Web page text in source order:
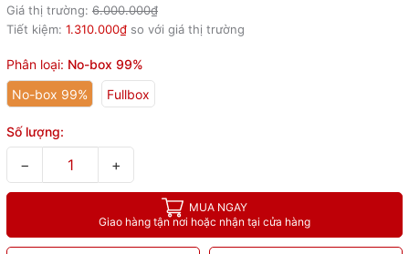
Giá thị trường: 6.000.000₫
Tiết kiệm: 1.310.000₫ so với giá thị trường
Phân loại: No-box 99%
No-box 99%
Fullbox
Số lượng:
− +
MUA NGAY
Giao hàng tận nơi hoặc nhận tại cửa hàng